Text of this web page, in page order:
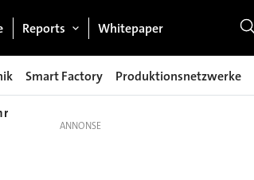
Reports Whitepaper
Smart Factory Produktionsnetzwerke